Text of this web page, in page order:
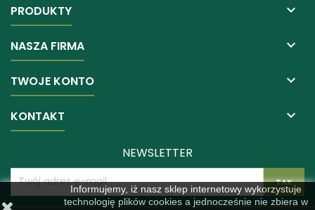
PRODUKTY 
NASZA FIRMA 
TWOJE KONTO 
KONTAKT 
Informujemy, iż nasz sklep internetowy wykorzystuje
technologię plików cookies a jednocześnie nie zbiera w
NEWSLETTER